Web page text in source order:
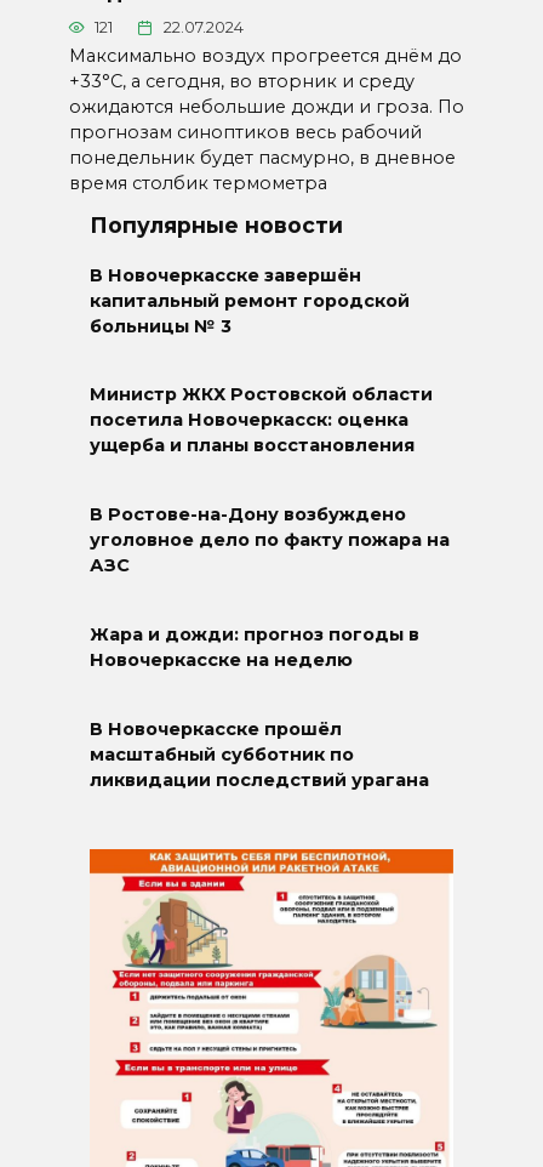
121 22.07.2024
Максимально воздух прогреется днём до
+33°С, а сегодня, во вторник и среду
ожидаются небольшие дожди и гроза. По
прогнозам синоптиков весь рабочий
понедельник будет пасмурно, в дневное
время столбик термометра
Популярные новости
В Новочеркасске завершён
капитальный ремонт городской
больницы № 3
Министр ЖКХ Ростовской области
посетила Новочеркасск: оценка
ущерба и планы восстановления
В Ростове-на-Дону возбуждено
уголовное дело по факту пожара на
АЗС
Жара и дожди: прогноз погоды в
Новочеркасске на неделю
В Новочеркасске прошёл
масштабный субботник по
ликвидации последствий урагана